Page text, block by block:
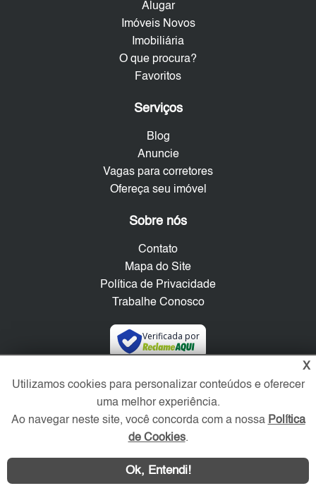
Alugar
Imóveis Novos
Imobiliária
O que procura?
Favoritos
Serviços
Blog
Anuncie
Vagas para corretores
Ofereça seu imóvel
Sobre nós
Contato
Mapa do Site
Política de Privacidade
Trabalhe Conosco
Verificada por
Redes Sociais
X
Utilizamos cookies para personalizar conteúdos e oferecer
uma melhor experiência.
Ao navegar neste site, você concorda com a nossa Política
de Cookies.
Ok, Entendi!